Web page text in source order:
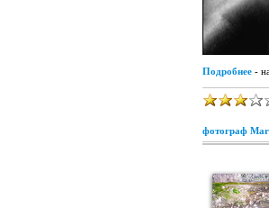
Подробнее -
фотограф